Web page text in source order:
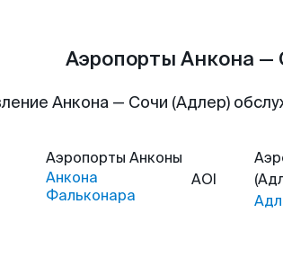
Аэропорты Анкона —
Анкона — Сочи (Адлер)
Аэропорты Анконы
Анкона
Фальконара
AOI